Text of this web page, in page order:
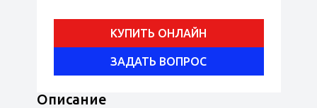
КУПИТЬ ОНЛАЙН
ЗАДАТЬ ВОПРОС
Описание